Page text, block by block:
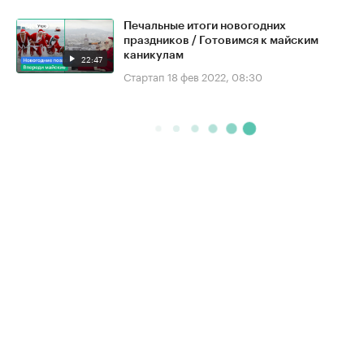
22:47
Печальные итоги новогодних
праздников / Готовимся к майским
каникулам
Стартап 18 фев 2022, 08:30